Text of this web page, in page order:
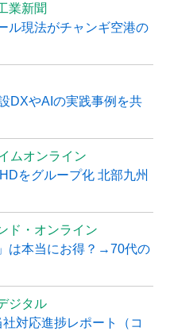
業新聞
ル現法がチャンギ空港の
DXやAIの実践事例を共
ムオンライン
をグループ化 北部九州
ド・オンライン
は本当にお得？→70代の
ジタル
対応進捗レポート（コ